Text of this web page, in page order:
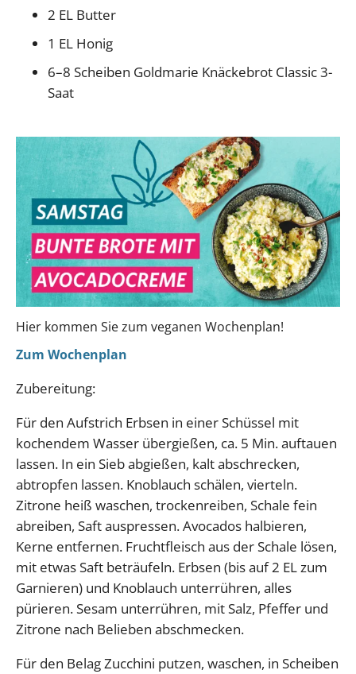
2 EL Butter
1 EL Honig
6–8 Scheiben Goldmarie Knäckebrot Classic 3-
Saat
Hier kommen Sie zum veganen Wochenplan!
Zum Wochenplan
Zubereitung:
Für den Aufstrich Erbsen in einer Schüssel mit
kochendem Wasser übergießen, ca. 5 Min. auftauen
lassen. In ein Sieb abgießen, kalt abschrecken,
abtropfen lassen. Knoblauch schälen, vierteln.
Zitrone heiß waschen, trockenreiben, Schale fein
abreiben, Saft auspressen. Avocados halbieren,
Kerne entfernen. Fruchtfleisch aus der Schale lösen,
mit etwas Saft beträufeln. Erbsen (bis auf 2 EL zum
Garnieren) und Knoblauch unterrühren, alles
pürieren. Sesam unterrühren, mit Salz, Pfeffer und
Zitrone nach Belieben abschmecken.
Für den Belag Zucchini putzen, waschen, in Scheiben